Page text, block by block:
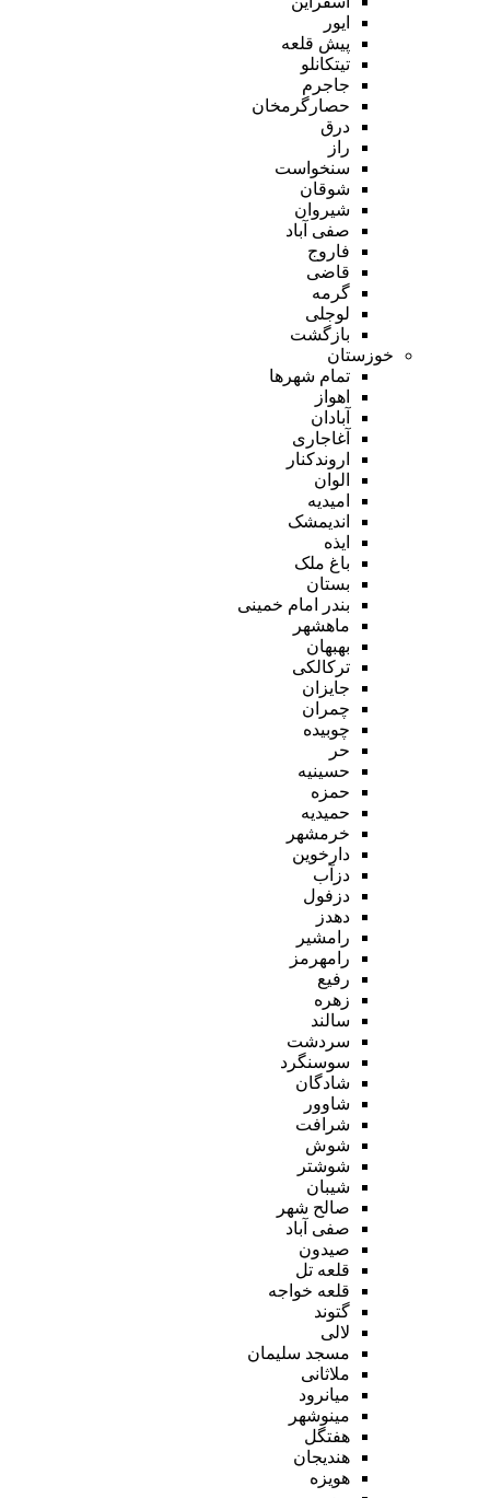
ایور
پیش قلعه
تیتکانلو
جاجرم
حصارگرمخان
درق
راز
سنخواست
شوقان
شیروان
صفی آباد
فاروج
قاضی
گرمه
لوجلی
بازگشت
خوزستان
تمام شهر‌ها
اهواز
آبادان
آغاجاری
اروندکنار
الوان
امیدیه
اندیمشک
ایذه
باغ ملک
بستان
بندر امام خمینی
ماهشهر
بهبهان
ترکالکی
جایزان
چمران
چوبیده
حر
حسینیه
حمزه
حمیدیه
خرمشهر
دارخوین
دزآب
دزفول
دهدز
رامشیر
رامهرمز
رفیع
زهره
سالند
سردشت
سوسنگرد
شادگان
شاوور
شرافت
شوش
شوشتر
شیبان
صالح شهر
صفی آباد
صیدون
قلعه تل
قلعه خواجه
گتوند
لالی
مسجد سلیمان
ملاثانی
میانرود
مینوشهر
هفتگل
هندیجان
هویزه